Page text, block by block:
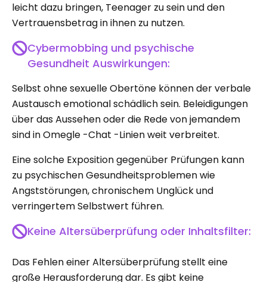
leicht dazu bringen, Teenager zu sein und den
Vertrauensbetrag in ihnen zu nutzen.
Cybermobbing und psychische
Gesundheit Auswirkungen:
Selbst ohne sexuelle Obertöne können der verbale
Austausch emotional schädlich sein. Beleidigungen
über das Aussehen oder die Rede von jemandem
sind in Omegle -Chat -Linien weit verbreitet.
Eine solche Exposition gegenüber Prüfungen kann
zu psychischen Gesundheitsproblemen wie
Angststörungen, chronischem Unglück und
verringertem Selbstwert führen.
Keine Altersüberprüfung oder Inhaltsfilter:
Das Fehlen einer Altersüberprüfung stellt eine
große Herausforderung dar. Es gibt keine